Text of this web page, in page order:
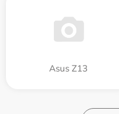
Asus Z13